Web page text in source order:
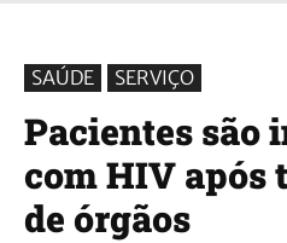
SAÚDE SERVIÇO
Pacientes são
com HIV após
de órgãos